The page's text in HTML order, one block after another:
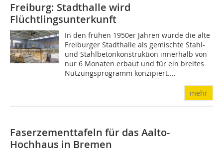
Freiburg: Stadthalle wird
Flüchtlingsunterkunft
In den frühen 1950er Jahren wurde die alte
Freiburger Stadthalle als gemischte Stahl-
und Stahlbetonkonstruktion innerhalb von
nur 6 Monaten erbaut und für ein breites
Nutzungsprogramm konzipiert....
mehr
Faserzementtafeln für das Aalto-
Hochhaus in Bremen